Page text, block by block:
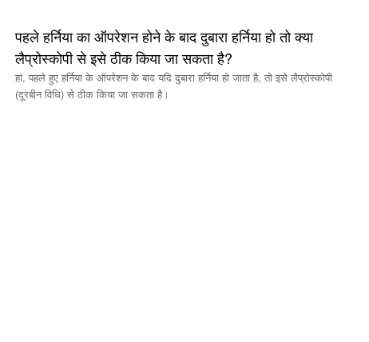
पहले हर्निया का ऑपरेशन होने के बाद दुबारा हर्निया हो तो क्या
लैप्रोस्कोपी से इसे ठीक किया जा सकता है?
हां, पहले हुए हर्निया के ऑपरेशन के बाद यदि दुबारा हर्निया हो जाता है, तो इसे लैप्रोस्कोपी
(दूरबीन विधि) से ठीक किया जा सकता है।